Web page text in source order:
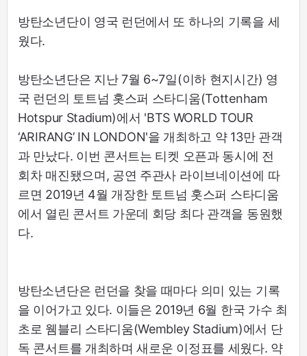
방탄소년단이 영국 런던에서 또 하나의 기록을 세
웠다.
방탄소년단은 지난 7월 6~7일(이하 현지시간) 영
국 런던의 토트넘 홋스퍼 스타디움(Tottenham
Hotspur Stadium)에서 'BTS WORLD TOUR
‘ARIRANG’ IN LONDON'을 개최하고 약 13만 관객
과 만났다. 이번 콘서트는 티켓 오픈과 동시에 전
회차 매진됐으며, 공연 주관사 라이브네이션에 따
르면 2019년 4월 개장한 토트넘 홋스퍼 스타디움
에서 열린 콘서트 가운데 회당 최다 관객을 동원했
다.
방탄소년단은 런던을 찾을 때마다 의미 있는 기록
을 이어가고 있다. 이들은 2019년 6월 한국 가수 최
초로 웸블리 스타디움(Wembley Stadium)에서 단
독 콘서트를 개최하며 새로운 이정표를 세웠다. 약